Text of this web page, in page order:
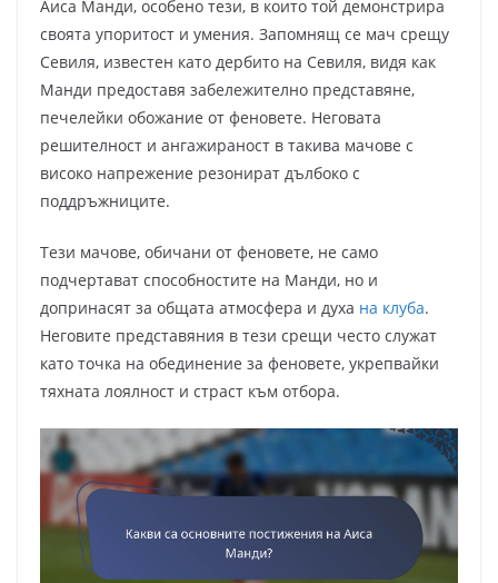
Аиса Манди, особено тези, в които той демонстрира
своята упоритост и умения. Запомнящ се мач срещу
Севиля, известен като дербито на Севиля, видя как
Манди предоставя забележително представяне,
печелейки обожание от феновете. Неговата
решителност и ангажираност в такива мачове с
високо напрежение резонират дълбоко с
поддръжниците.
Тези мачове, обичани от феновете, не само
подчертават способностите на Манди, но и
допринасят за общата атмосфера и духа на клуба.
Неговите представяния в тези срещи често служат
като точка на обединение за феновете, укрепвайки
тяхната лоялност и страст към отбора.